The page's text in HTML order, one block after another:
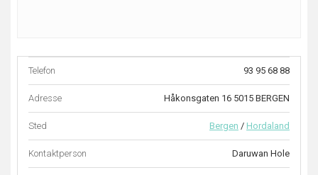
Telefon 93 95 68 88
Adresse Håkonsgaten 16 5015 BERGEN
Sted Bergen / Hordaland
Kontaktperson Daruwan Hole